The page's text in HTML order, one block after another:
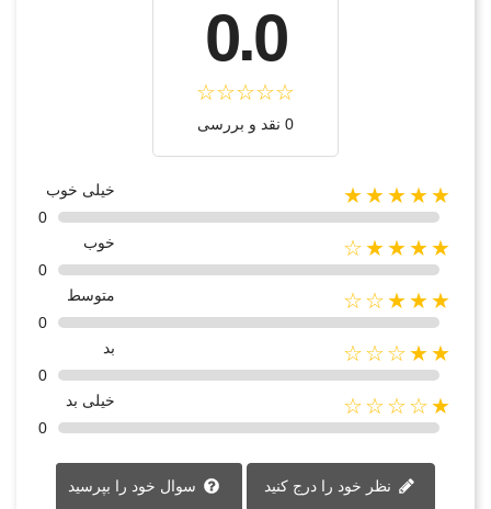
0.0
0 نقد و بررسی
★★★★★
خیلی خوب
0
★★★★☆
خوب
0
★★★☆☆
متوسط
0
★★☆☆☆
بد
0
★☆☆☆☆
خیلی بد
0
سوال خود را بپرسید